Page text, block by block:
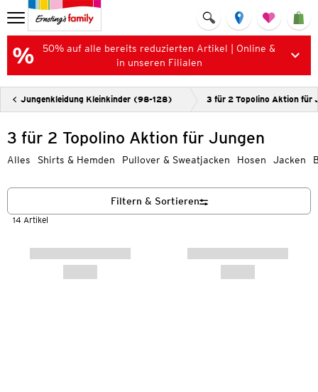
50% auf alle bereits reduzierten Artikel | Online &
in unseren Filialen
Jungenkleidung Kleinkinder (98-128) 3 für 2 Topolino Aktion für
3 für 2 Topolino Aktion für Jungen
Alles Shirts & Hemden Pullover & Sweatjacken Hosen Jacken
14 Artikel
Filtern & Sortieren